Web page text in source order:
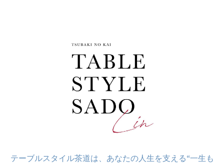
テーブルスタイル茶道は、あなたの人生を支える“一生も